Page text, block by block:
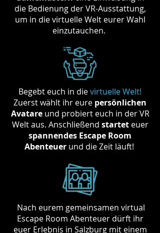
die Bedienung der VR-Ausstattung,
um in die virtuelle Welt eurer Wahl
einzutauchen.
Begebt euch in dievirtuelle Welt!
Zuerst wählt ihr eure persönlichen
Avatareund probiert euch in der VR
Welt aus. Anschließend startet euer
spannendes Escape Room
Abenteuer und die Zeit läuft!
Nach eurem gemeinsamen virtual
Escape Room Abenteuer dürft ihr
euer Erlebnis in Salzburg mit einem